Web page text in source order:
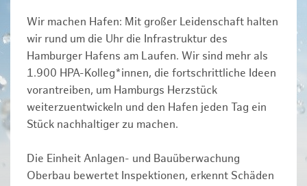
Wir machen Hafen: Mit großer Leidenschaft halten
wir rund um die Uhr die Infrastruktur des
Hamburger Hafens am Laufen. Wir sind mehr als
1.900 HPA-Kolleg*innen, die fortschrittliche Ideen
vorantreiben, um Hamburgs Herzstück
weiterzuentwickeln und den Hafen jeden Tag ein
Stück nachhaltiger zu machen.
Die Einheit Anlagen- und Bauüberwachung
Oberbau bewertet Inspektionen, erkennt Schäden